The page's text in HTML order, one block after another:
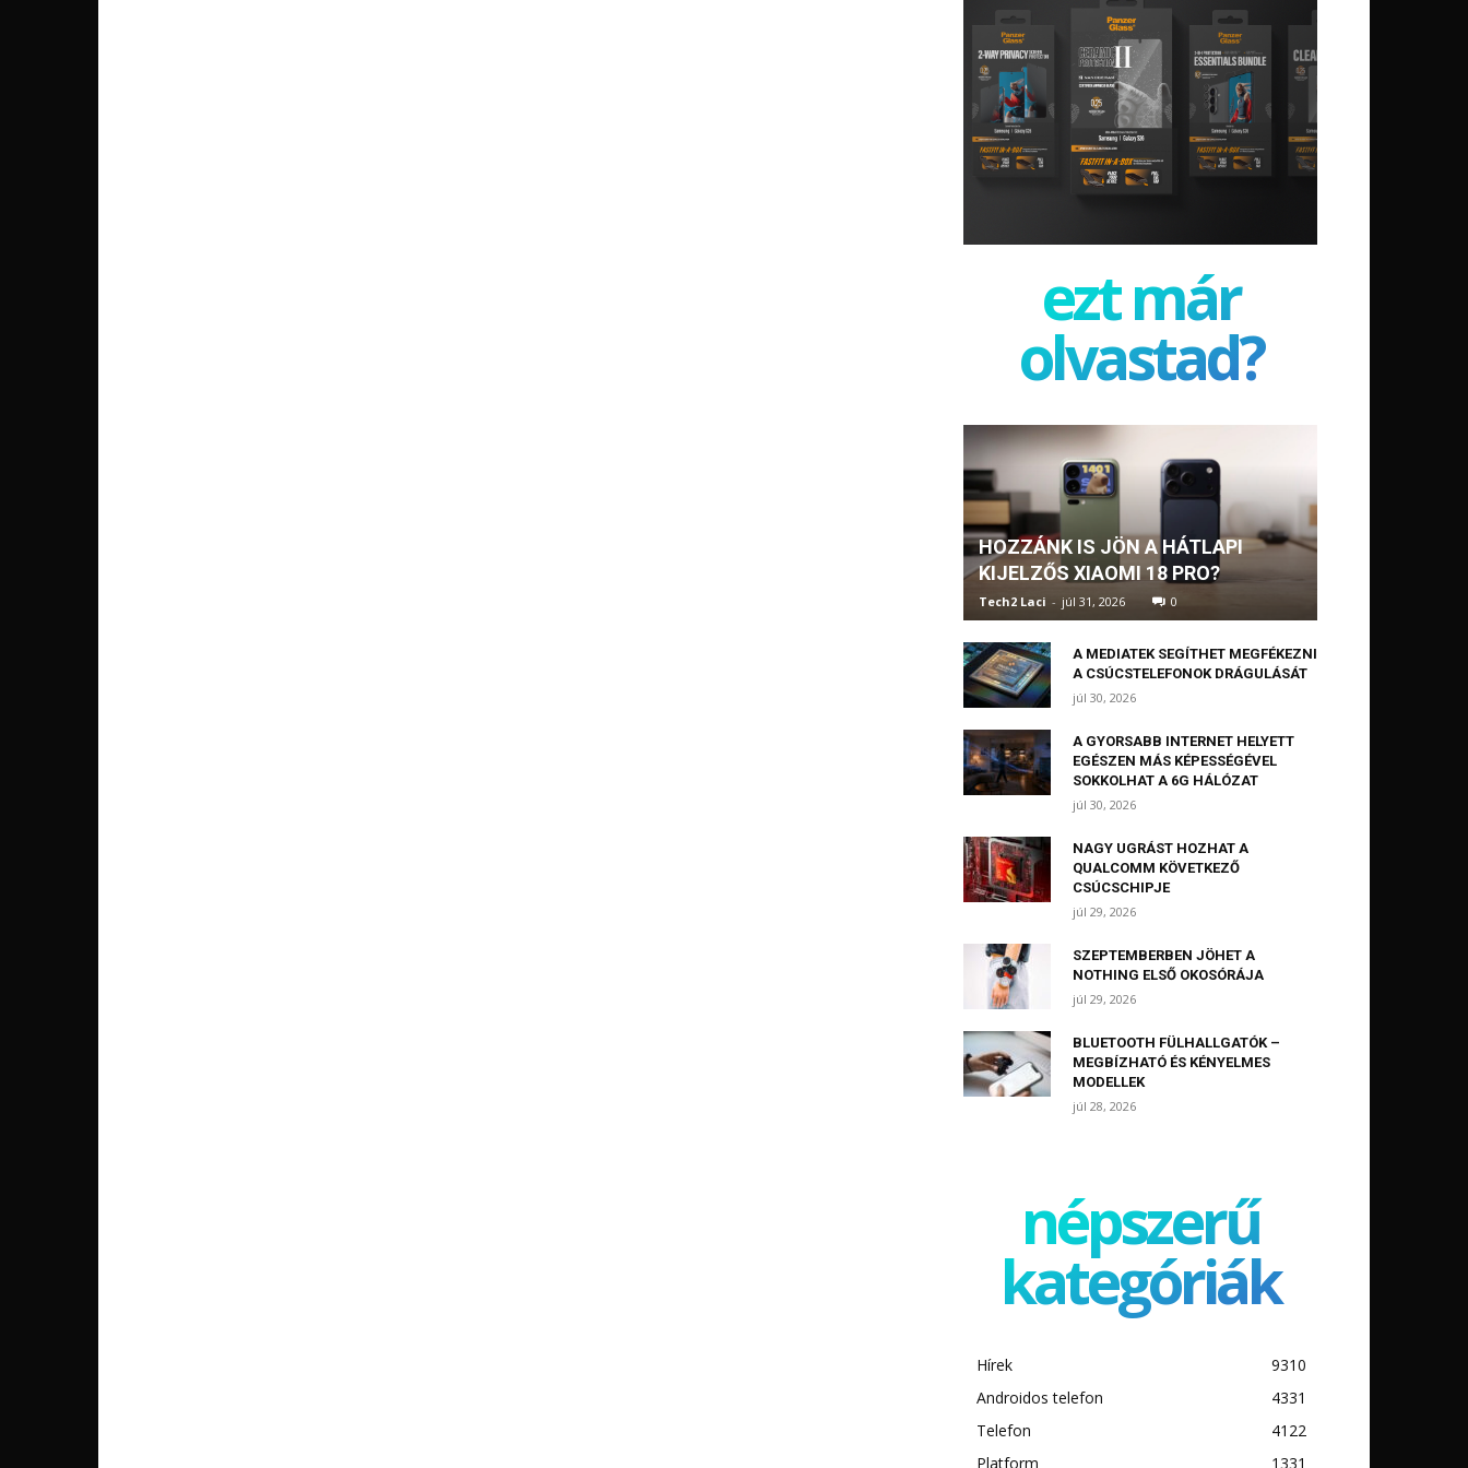
ezt már
olvastad?
HOZZÁNK IS JÖN A HÁTLAPI
KIJELZŐS XIAOMI 18 PRO?
Tech2 Laci - júl 31, 2026 0
A MEDIATEK SEGÍTHET MEGFÉKEZNI
A CSÚCSTELEFONOK DRÁGULÁSÁT
júl 30, 2026
A GYORSABB INTERNET HELYETT
EGÉSZEN MÁS KÉPESSÉGÉVEL
SOKKOLHAT A 6G HÁLÓZAT
júl 30, 2026
NAGY UGRÁST HOZHAT A
QUALCOMM KÖVETKEZŐ
CSÚCSCHIPJE
júl 29, 2026
SZEPTEMBERBEN JÖHET A
NOTHING ELSŐ OKOSÓRÁJA
júl 29, 2026
BLUETOOTH FÜLHALLGATÓK –
MEGBÍZHATÓ ÉS KÉNYELMES
MODELLEK
júl 28, 2026
népszerű
kategóriák
Hírek
9310
Androidos telefon
4331
Telefon
4122
Platform
1331